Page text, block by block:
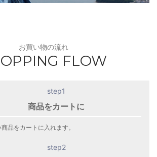
お買い物の流れ
FLOW
step1
商品をカートに
品をカートに入れます。
step2